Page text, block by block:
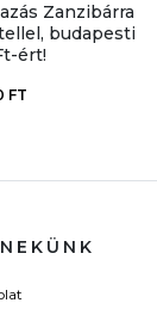
Zanzibárra
budapesti
ért!
FT